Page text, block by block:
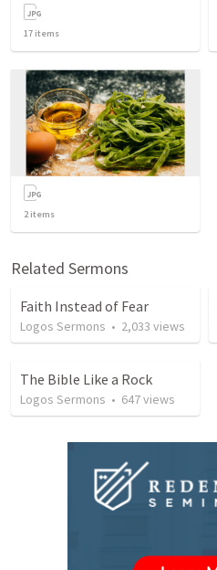
17 items
2items
Related Sermons
Faith Instead of Fear
Logos Sermons • 2,033 views
The Bible Like a Rock
Logos Sermons • 647views